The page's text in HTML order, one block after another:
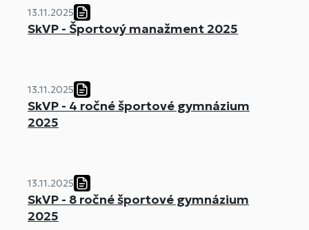
13.11.2025
SkVP - Športový manažment 2025
13.11.2025
SkVP - 4 ročné športové gymnázium
2025
13.11.2025
SkVP - 8 ročné športové gymnázium
2025